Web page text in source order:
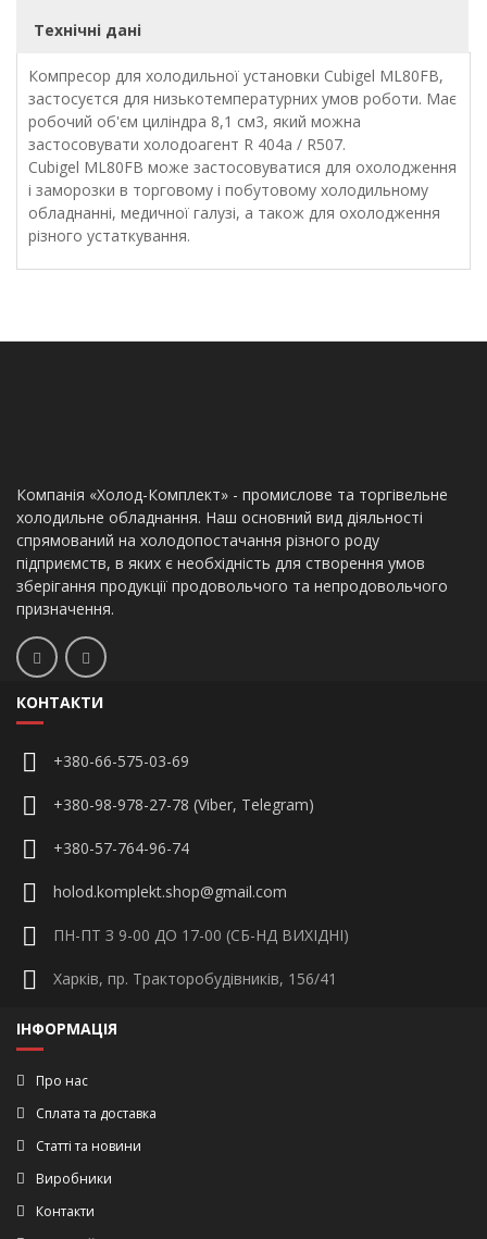
Технічні дані
Компресор для холодильної установки Cubigel ML80FB,
застосуєтся для низькотемпературних умов роботи. Має
робочий об'єм циліндра 8,1 см3, який можна
застосовувати холодоагент R 404a / R507.
Cubigel ML80FB може застосовуватися для охолодження
і заморозки в торговому і побутовому холодильному
обладнанні, медичної галузі, а також для охолодження
різного устаткування.
Компанія «Холод-Комплект» - промислове та торгівельне
холодильне обладнання. Наш основний вид діяльності
спрямований на холодопостачання різного роду
підприємств, в яких є необхідність для створення умов
зберігання продукції продовольчого та непродовольчого
призначення.
КОНТАКТИ
+380-66-575-03-69
+380-98-978-27-78 (Viber, Telegram)
+380-57-764-96-74
holod.komplekt.shop@gmail.com
ПН-ПТ З 9-00 ДО 17-00 (СБ-НД ВИХІДНІ)
Харків, пр. Тракторобудівників, 156/41
ІНФОРМАЦІЯ
Про нас
Сплата та доставка
Статті та новини
Виробники
Контакти